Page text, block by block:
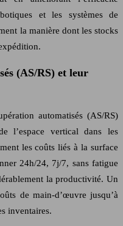
et les systèmes de
la manière dont les stocks
(AS/RS) et leur
automatisés (AS/RS)
l’espace vertical dans les
les coûts liés à la surface
24h/24, 7j/7, sans fatigue
la productivité. Un
de main-d’œuvre jusqu’à
inventaires.